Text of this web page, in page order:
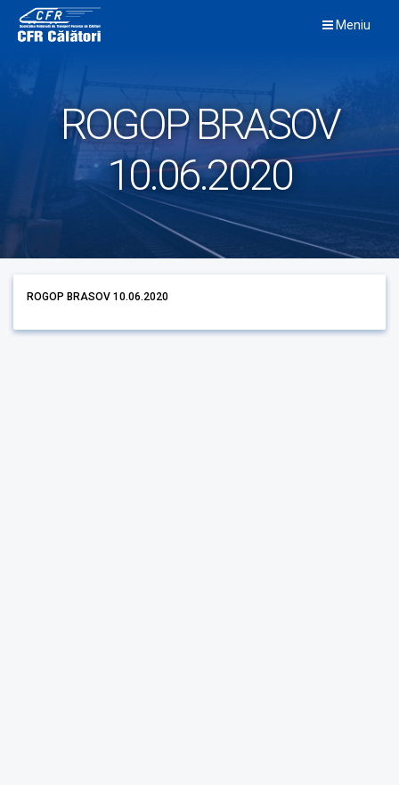
content
Meniu
ROGOP BRASOV
10.06.2020
ROGOP BRASOV 10.06.2020